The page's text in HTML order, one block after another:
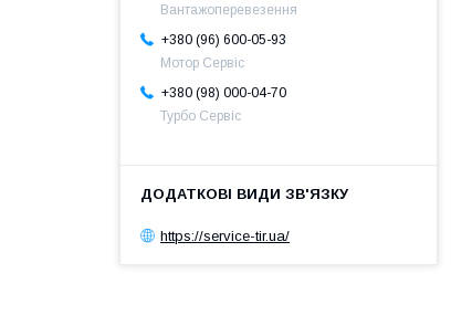
Вантажоперевезення
+380 (96) 600-05-93
Мотор Сервіс
+380 (98) 000-04-70
Турбо Сервіс
https://service-tir.ua/